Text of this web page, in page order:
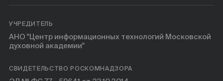
УЧРЕДИТЕЛЬ
АНО "Центр информационных технологий Московской
духовной академии"
СВИДЕТЕЛЬСТВО РОСКОМНАДЗОРА